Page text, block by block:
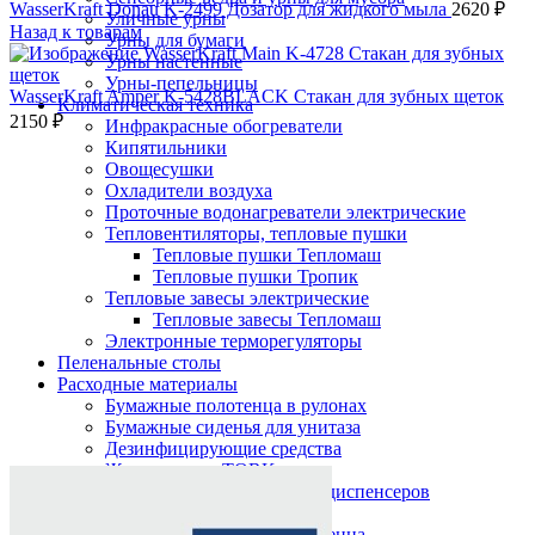
Уличные урны
Урны для бумаги
Урны настенные
Урны-пепельницы
Климатическая техника
Инфракрасные обогреватели
Кипятильники
Овощесушки
Охладители воздуха
Проточные водонагреватели электрические
Тепловентиляторы, тепловые пушки
Тепловые пушки Тепломаш
Тепловые пушки Тропик
Тепловые завесы электрические
Тепловые завесы Тепломаш
Электронные терморегуляторы
Пеленальные столы
Расходные материалы
Бумажные полотенца в рулонах
Бумажные сиденья для унитаза
Дезинфицирующие средства
Жидкое мыло TORK
Картриджи и баллоны для диспенсеров
WasserKraft Donau K-2499 Дозатор для жидкого мыла 2620 ₽
Назад к товарам
WasserKraft Amper K-5428BLACK Стакан для зубных щеток
2150 ₽
Нажмите, чтобы увеличить